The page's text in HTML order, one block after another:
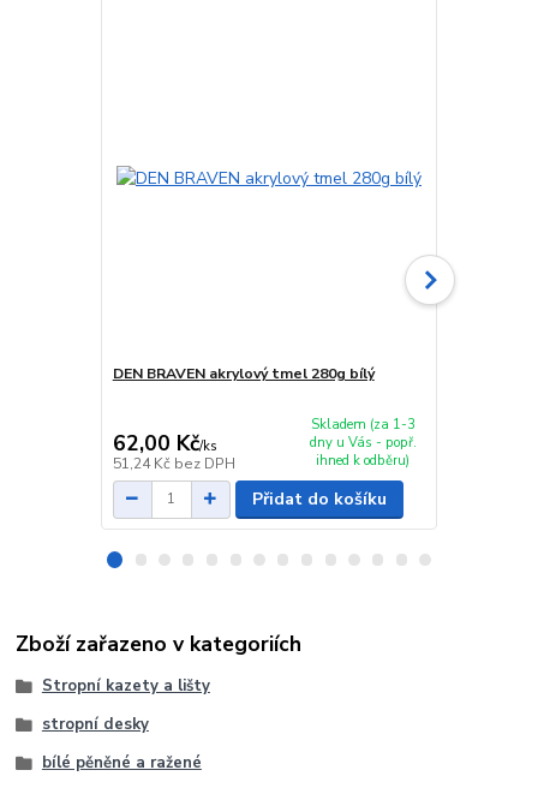
DEN BRAVEN akrylový tmel 280g bílý
62,00 Kč/ks
51,24 Kč bez DPH
Skladem (za 1-3
dny u Vás - popř.
ihned k odběru)
Přidat do košíku
Zboží zařazeno v kategoriích
Stropní kazety a lišty
stropní desky
bílé pěněné a ražené